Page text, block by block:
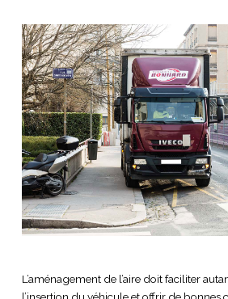
L’aménagement de l’aire doit faciliter